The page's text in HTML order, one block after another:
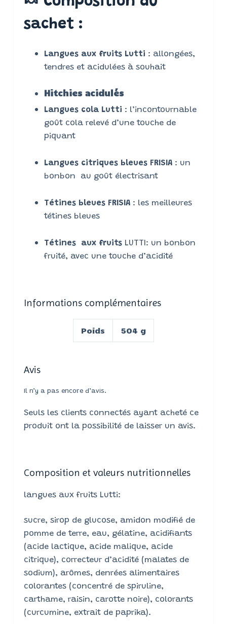
sachet :
Langues aux fruits Lutti : allongées,
tendres et acidulées à souhait
Hitchies acidulés
Langues cola Lutti : l’incontournable
goût cola relevé d’une touche de
piquant
Langues citriques bleues FRISIA: un
bonbon au goût électrisant
Tétines bleues FRISIA: les meilleures
tétines bleues
Tétines aux fruitsLUTTI: un bonbon
fruité, avec une touche d’acidité
Informations complémentaires
Poids 504 g
Avis
Il n’y a pas encore d’avis.
Seuls les clients connectés ayant acheté ce
produit ont la possibilité de laisser un avis.
Composition et valeurs nutritionnelles
langues aux fruits Lutti:
sucre, sirop de glucose, amidon modifié de
pomme de terre, eau, gélatine, acidifiants
(acide lactique, acide malique, acide
citrique), correcteur d’acidité (malates de
sodium), arômes, denrées alimentaires
colorantes (concentré de spiruline,
carthame, raisin, carotte noire), colorants
(curcumine, extrait de paprika).